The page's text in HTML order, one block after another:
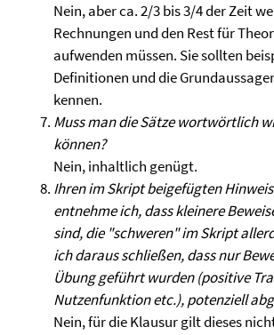
Nein, aber ca. 2/3 bis 3/4 der Zeit
Rechnungen und den Rest für
aufwenden müssen. Sie sollten
Definitionen und die
kennen.
Muss man die Sätze wortwörtlich
können?
Nein, inhaltlich genügt.
Ihren im Skript beigefügten
entnehme ich, dass kleinere
sind, die "schweren" im Skript
ich daraus schließen, dass nur
Übung geführt wurden (positive
Nutzenfunktion etc.), potenziell
Nein, für die Klausur gilt dieses